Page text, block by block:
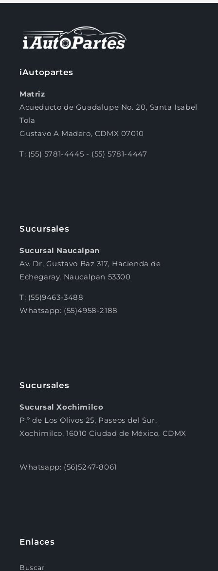
iAutopartes
Matriz
Acueducto de Guadalupe No. 20, Santa Isabel
Tola
Gustavo A Madero, CDMX 07010
T: (55) 5781-4445 - (55) 5781-4447
Sucursales
Sucursal Naucalpan
Av. Dr, Gustavo Baz 317, Hacienda de
Echegaray, Naucalpan 53300
T: (55)9463-3488
Whatsapp: (55)4958-2188
Sucursales
Sucursal Xochimilco
P.º de Los Olivos 25, Paseos del Sur,
Xochimilco, 16010 Ciudad de México, CDMX
Whatsapp: (56)5247-8061
Enlaces
Buscar